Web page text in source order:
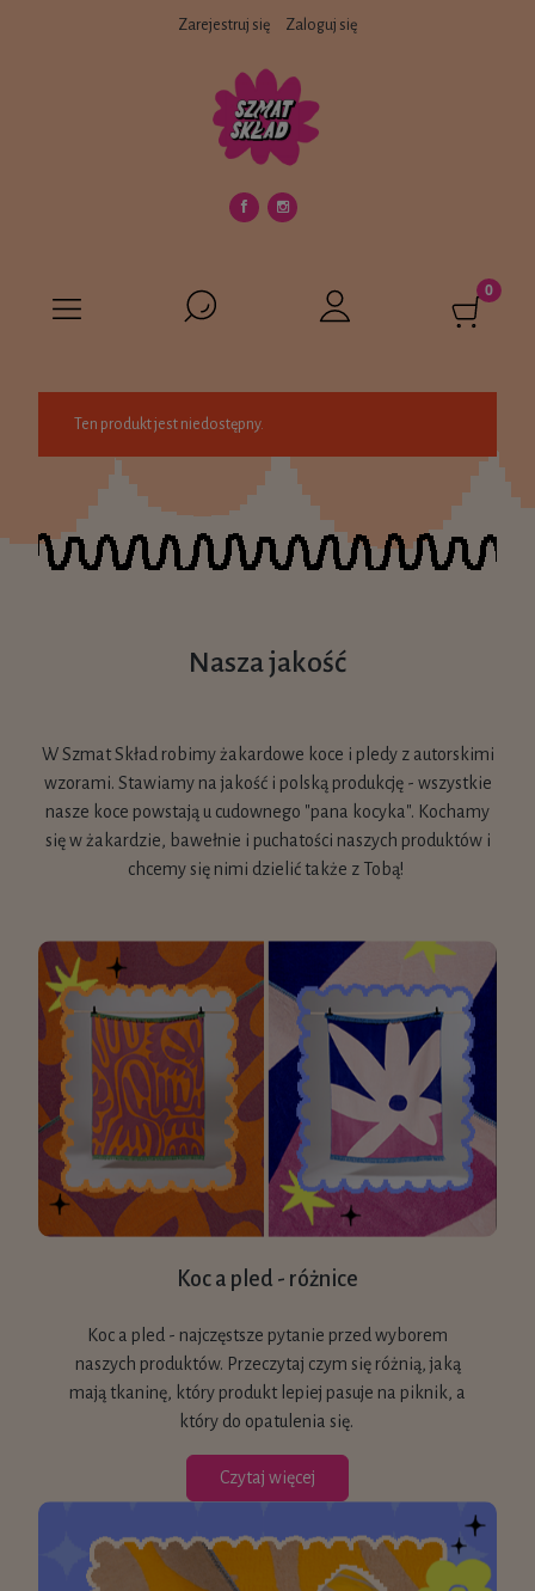
Zarejestruj się Zaloguj się
Ten produkt jest niedostępny.
Nasza jakość
W Szmat Skład robimy żakardowe koce i pledy z autorskimi
wzorami. Stawiamy na jakość i polską produkcję - wszystkie
nasze koce powstają u cudownego "pana kocyka". Kochamy
się w żakardzie, bawełnie i puchatości naszych produktów i
chcemy się nimi dzielić także z Tobą!
Koc a pled - różnice
Koc a pled - najczęstsze pytanie przed wyborem
naszych produktów. Przeczytaj czym się różnią, jaką
mają tkaninę, który produkt lepiej pasuje na piknik, a
który do opatulenia się.
Czytaj więcej